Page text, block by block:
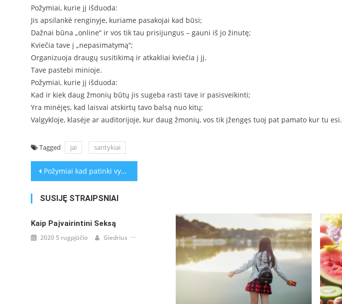
Požymiai, kurie jį išduoda:
Jis apsilankė renginyje, kuriame pasakojai kad būsi;
Dažnai būna „online“ ir vos tik tau prisijungus – gauni iš jo žinutę;
Kviečia tave į „nepasimatymą“;
Organizuoja draugų susitikimą ir atkakliai kviečia į jį.
Tave pastebi minioje.
Požymiai, kurie jį išduoda:
Kad ir kiek daug žmonių būtų jis sugeba rasti tave ir pasisveikinti;
Yra minėjęs, kad laisvai atskirtų tavo balsą nuo kitų;
Valgykloje, klasėje ar auditorijoje, kur daug žmonių, vos tik įžengęs tuoj pat pamato kur tu esi.
Tagged jai santykiai
Navigacija
tarp
įrašų
Požymiai kad patinki vyrui
SUSIJĘ STRAIPSNIAI
Kaip Paįvairintini Seksą
2020 5 rugpjūčio Giedrius